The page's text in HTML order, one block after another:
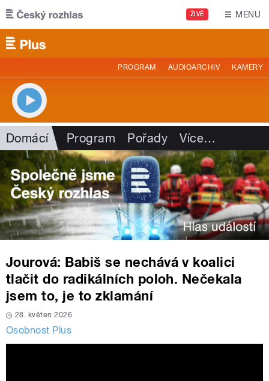
Přejít k hlavnímu obsahu
ŽIVĚ MENU
PROGRAM AUDIOARCHIV KAMERY
Domácí Program Pořady Více…
Jourová: Babiš se nechává v koalici
tlačit do radikálních poloh. Nečekala
jsem to, je to zklamání
28. květen 2026
Osobnost Plus